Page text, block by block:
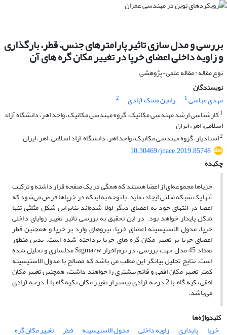
بررسی و مدل سازی تاثیر پارامترهای جنس، قطر، بارگذاری
و زاویه داخلی اعضای خرپا در تغییر مکان گره های آن
نوع مقاله : مقاله علمی-پژوهشی
نویسندگان
مهدی عباسی1 رامین مشک آبادی
2
1کارشناسی ارشد مهندسی مکانیک، گروه مهندسی مکانیک، واحد اهر، دانشگاه آزاد
اسلامی، اهر، ایران
2استادیار، گروه مهندسی مکانیک، واحد اهر، دانشگاه آزاد اسلامی، اهر، ایران
10.30469/jnace.2019.85748
چکیده
خرپاها مجموعه‌ای از اعضا هستند که همگی در یک صفحه قرار داشته و ترکیب
آنها یک شبکه مثلثی ایجاد نماید. با توجه به اینکه در خرپاها فرض می‌شود که
اعضا در انتهای خود به اعضای دیگر لولا شده‌اند بنابراین شکل مثلثی تنها
شکل پایدار خواهد بود. در این تحقیق به بررسی تاثیر تغییر زوایای داخلی
خرپا، مدول الاستیسیته اعضای خرپا، نیروهای وارد بر خرپا و همچنین قطر
اعضای خرپا بر تغییر مکان گره های خرپا پرداخته شده است. بدین منظور
تعداد 45 مدل جهت بررسی، در نرم افزار Sigma/w مدلسازی و تحلیل شده
است. نتایج تحلیل بیانگر این مطلب می باشد که مصالح با مدول الاستیسیته
کمتر تغییر مکان افقی و قائم بیشتری را خواهند داشت، همچنین تغییر مکان
افقی تکیه گاه با 2 درجه آزادی بیشتر از تغییر مکان تکیه گاه با 1 درجه آزادی
می‌باشد.
کلیدواژه‌ها
خرپا
پایداری زاویه داخلی مدول الاستیسیته قطر
تغییر مکان گره